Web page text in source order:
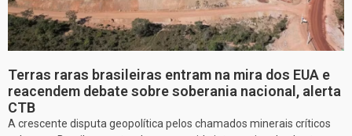
Terras raras brasileiras entram na mira dos EUA e
reacendem debate sobre soberania nacional, alerta
CTB
A crescente disputa geopolítica pelos chamados minerais críticos